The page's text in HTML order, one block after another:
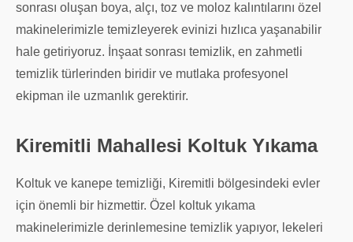
sonrası oluşan boya, alçı, toz ve moloz kalıntılarını özel
makinelerimizle temizleyerek evinizi hızlıca yaşanabilir
hale getiriyoruz. İnşaat sonrası temizlik, en zahmetli
temizlik türlerinden biridir ve mutlaka profesyonel
ekipman ile uzmanlık gerektirir.
Kiremitli Mahallesi Koltuk Yıkama
Koltuk ve kanepe temizliği, Kiremitli bölgesindeki evler
için önemli bir hizmettir. Özel koltuk yıkama
makinelerimizle derinlemesine temizlik yapıyor, lekeleri